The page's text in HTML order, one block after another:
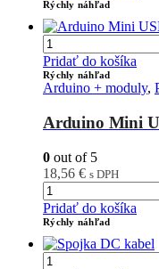
Rýchly náhľad
Pridať do košíka
Rýchly náhľad
Arduino + moduly,
Arduino Mini
0 out of 5
18,56 € s DPH
Pridať do košíka
Rýchly náhľad